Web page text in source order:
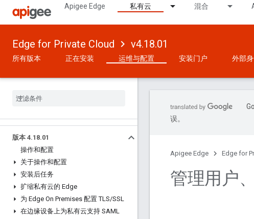
Apigee Edge 私有云 混合
Edge for Private Cloud v4.18.01
所有版本 正在安装 运维与配置 安装门户 外部
版本 4.18.01
操作和配置
关于操作和配置
安装后任务
扩缩私有云的 Edge
为 Edge On Premises 配置 TLS/SSL
在边缘设备上为私有云支持 SAML
误。
Apigee Edge Edge for
管理用户